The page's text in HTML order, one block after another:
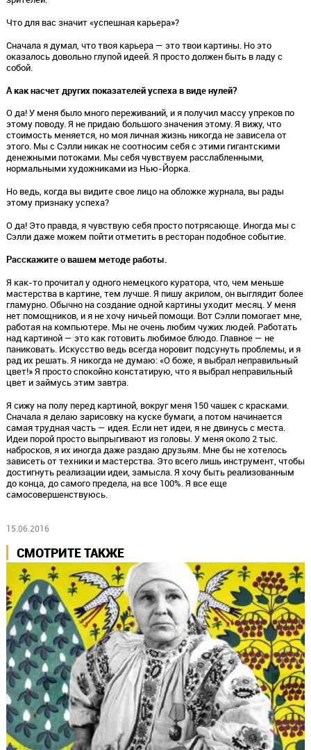
Что для вас значит «успешная карьера»?
Сначала я думал, что твоя карьера — это твои картины. Но это
оказалось довольно глупой идеей. Я просто должен быть в ладу с
собой.
А как насчет других показателей успеха в виде нулей?
О да! У меня было много переживаний, и я получил массу упреков по
этому поводу. Я не придаю большого значения этому. Я вижу, что
стоимость меняется, но моя личная жизнь никогда не зависела от
этого. Мы с Сэлли никак не соотносим себя с этими гигантскими
денежными потоками. Мы себя чувствуем расслабленными,
нормальными художниками из Нью-Йорка.
Но ведь, когда вы видите свое лицо на обложке журнала, вы рады
этому признаку успеха?
О да! Это правда, я чувствую себя просто потрясающе. Иногда мы с
Сэлли даже можем пойти отметить в ресторан подобное событие.
Расскажите о вашем методе работы.
Я как-то прочитал у одного немецкого куратора, что, чем меньше
мастерства в картине, тем лучше. Я пишу акрилом, он выглядит более
гламурно. Обычно на создание одной картины уходит месяц. У меня
нет помощников, и я не хочу ничьей помощи. Вот Сэлли помогает мне,
работая на компьютере. Мы не очень любим чужих людей. Работать
над картиной — это как готовить любимое блюдо. Главное — не
паниковать. Искусство ведь всегда норовит подсунуть проблемы, и я
рад их решать. Я никогда не думаю: «О боже, я выбрал неправильный
цвет!» Я просто спокойно констатирую, что я выбрал неправильный
цвет и займусь этим завтра.
Я сижу на полу перед картиной, вокруг меня 150 чашек с красками.
Сначала я делаю зарисовку на куске бумаги, а потом начинается
самая трудная часть — идея. Если нет идеи, я не двинусь с места.
Идеи порой просто выпрыгивают из головы. У меня около 2 тыс.
набросков, я их иногда даже раздаю друзьям. Мне бы не хотелось
зависеть от техники и мастерства. Это всего лишь инструмент, чтобы
достигнуть реализации идеи, замысла. Я хочу быть реализованным
до конца, до самого предела, на все 100%. Я все еще
самосовершенствуюсь.
15.06.2016
СМОТРИТЕ ТАКЖЕ